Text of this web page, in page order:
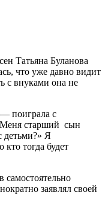
Татьяна Буланова
что уже давно видит
с внуками она не
поиграла с
Меня старший сын
детьми?» Я
тогда будет
самостоятельно
заявлял своей